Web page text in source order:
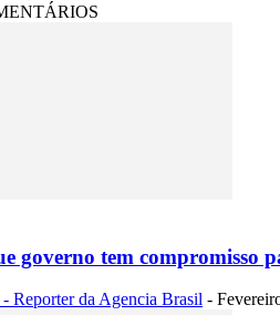
governo tem compromisso
Reporter da Agencia Brasil -